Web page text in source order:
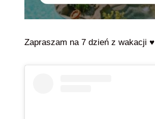
Zapraszam na 7 dzień z wakacji ♥️